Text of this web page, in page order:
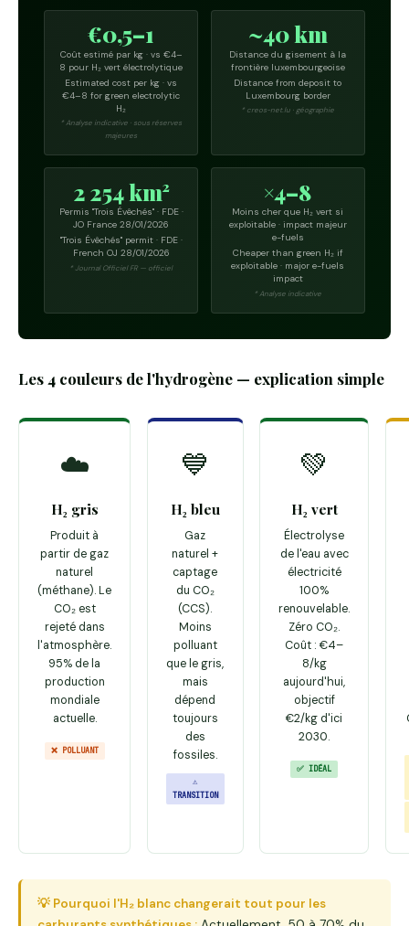
€0,5–1
Coût estimé par kg · vs €4–
8 pour H₂ vert électrolytique
Estimated cost per kg · vs
€4–8 for green electrolytic
H₂
* Analyse indicative · sous réserves
majeures
~40 km
Distance du gisement à la
frontière luxembourgeoise
Distance from deposit to
Luxembourg border
* creos-net.lu · géographie
2 254 km²
Permis "Trois Évêchés" · FDE ·
JO France 28/01/2026
"Trois Évêchés" permit · FDE ·
French OJ 28/01/2026
* Journal Officiel FR — officiel
×4–8
Moins cher que H₂ vert si
exploitable · impact majeur
e-fuels
Cheaper than green H₂ if
exploitable · major e-fuels
impact
* Analyse indicative
Les 4 couleurs de l'hydrogène — explication simple
☁️
H₂ gris
Produit à
partir de gaz
naturel
(méthane). Le
CO₂ est
rejeté dans
l'atmosphère.
95% de la
production
mondiale
actuelle.
❌ POLLUANT
💙
H₂ bleu
Gaz
naturel +
captage
du CO₂
(CCS).
Moins
polluant
que le gris,
mais
dépend
toujours
des
fossiles.
⚠
TRANSITION
💚
H₂ vert
Électrolyse
de l'eau avec
électricité
100%
renouvelable.
Zéro CO₂.
Coût : €4–
8/kg
aujourd'hui,
objectif
€2/kg d'ici
2030.
✅ IDÉAL
💡 Pourquoi l'H₂ blanc changerait tout pour les